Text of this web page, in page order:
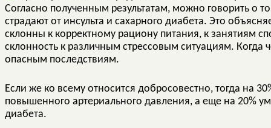
Согласно полученным результатам, можно говорить о
страдают от инсульта и сахарного диабета. Это
склонны к корректному рациону питания, к занятиям
склонность к различным стрессовым ситуациям. Когда
опасным последствиям.
Если же ко всему относится добросовестно, тогда на
повышенного артериального давления, а еще на 20%
диабета.